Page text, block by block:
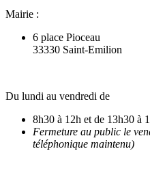
Mairie :
6 place Pioceau
33330 Saint-Emilion
Du lundi au vendredi de
8h30 à 12h et de 13h30 à
Fermeture au public le
téléphonique maintenu)